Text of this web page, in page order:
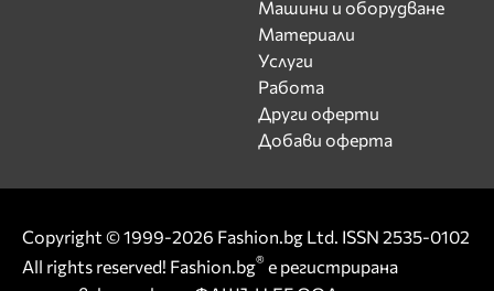
Машини и оборудване
Материали
Услуги
Работа
Други оферти
Добави оферта
Copyright © 1999-2026 Fashion.bg Ltd. ISSN 2535-0102
All rights reserved! Fashion.bg® е регистрирана